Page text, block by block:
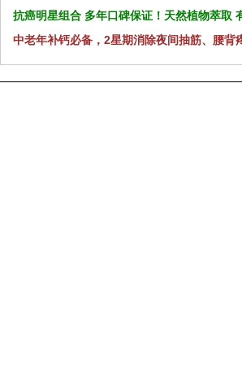
抗癌明星组合 多年口碑保证！天然植物萃取
中老年补钙必备，2星期消除夜间抽筋、腰背